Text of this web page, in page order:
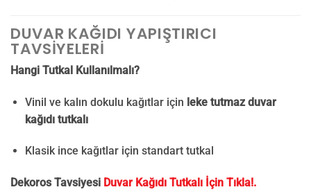
DUVAR KAĞIDI YAPIŞTIRICI
TAVSIYELERI
Hangi Tutkal Kullanılmalı?
Vinil ve kalın dokulu kağıtlar için leke tutmaz duvar
kağıdı tutkalı
Klasik ince kağıtlar için standart tutkal
Dekoros Tavsiyesi Duvar Kağıdı Tutkalı İçin Tıkla!.